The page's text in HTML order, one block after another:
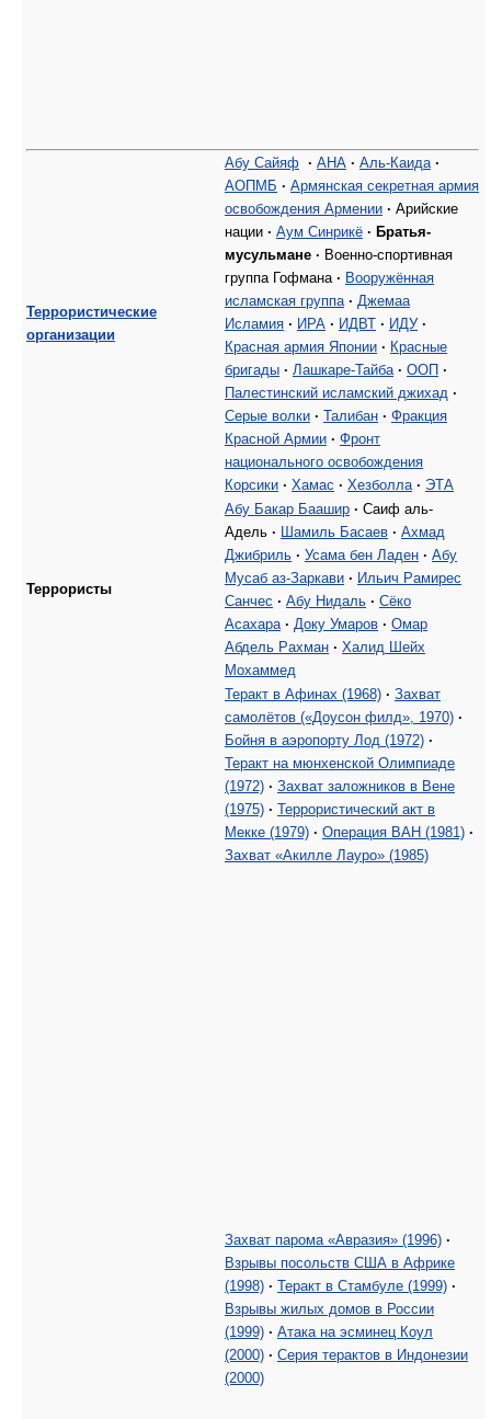
Террористические
организации
Абу Сайяф · АНА · Аль-Каида·
АОПМБ · Армянская секретная армия
освобождения Армении · Арийские
нации · Аум Синрикё · Братья-
мусульмане · Военно-спортивная
группа Гофмана· Вооружённая
исламская группа· Джемаа
Исламия · ИРА · ИДВТ · ИДУ ·
Красная армия Японии · Красные
бригады · Лашкаре-Тайба· ООП
·
Палестинский исламский джихад ·
Серые волки · Талибан · Фракция
Красной Армии · Фронт
национального освобождения
Корсики · Хамас · Хезболла· ЭТА
Террористы
Абу Бакар Баашир · Саиф аль-
Адель · Шамиль Басаев · Ахмад
Джибриль · Усама бен Ладен · Абу
Мусаб аз-Заркави · Ильич Рамирес
Санчес · Абу Нидаль · Сёко
Асахара· Доку Умаров · Омар
Абдель Рахман · Халид Шейх
Мохаммед
Теракт в Афинах (1968) · Захват
самолётов («Доусон филд», 1970) ·
Бойня в аэропорту Лод (1972) ·
Теракт на мюнхенской Олимпиаде
(1972) · Захват заложников в Вене
(1975) ·
Террористический акт в
Мекке (1979) · Операция ВАН (1981) ·
Захват «Акилле Лауро» (1985)
Захват парома «Авразия» (1996) ·
Взрывы посольств США в Африке
(1998) · Теракт в Стамбуле (1999) ·
Взрывы жилых домов в России
(1999) · Атака на эсминец Коул
(2000) · Серия терактов в Индонезии
(2000)